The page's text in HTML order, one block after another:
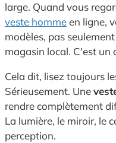
large. Quand vous
veste hommeen ligne,
modèles, pas
magasin local. C'est un
Cela dit, lisez toujours
Sérieusement. Une
rendre complètement
La lumière, le miroir, le
perception.